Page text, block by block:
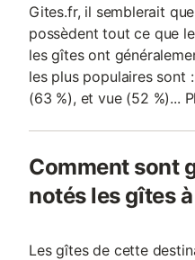
Gites.fr, il semblerait
possèdent tout ce que
les gîtes ont
les plus populaires sont
(63 %), et vue (52 %)...
Comment sont
notés les gîtes
Les gîtes de cette